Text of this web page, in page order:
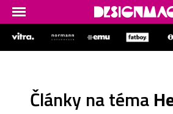
Články na téma